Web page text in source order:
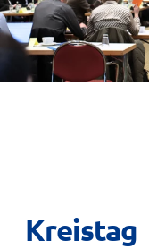
Kreistag